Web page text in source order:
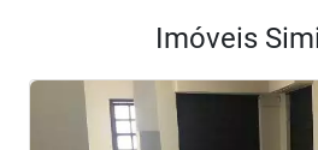
Imóveis
<